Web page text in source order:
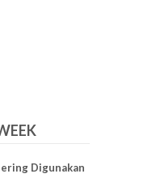
Digunakan